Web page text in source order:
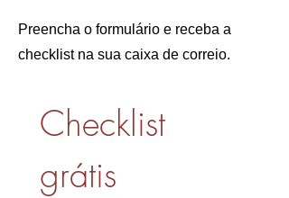
Preencha o formulário e receba a
checklist na sua caixa de correio.
Checklist
grátis